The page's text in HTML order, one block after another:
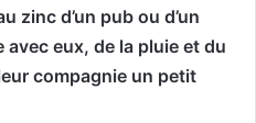
zinc d’un pub ou d’un
eux, de la pluie et du
compagnie un petit